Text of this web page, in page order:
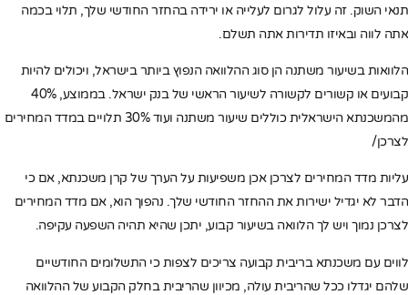
תנאי השוק. זה עלול לגרום לעלייה או ירידה בהחזר החודשי שלך, תלוי בכמה
אתה לווה ובאיזו תדירות אתה תשלם.
הלוואות בשיעור משתנה הן סוג ההלוואה הנפוץ ביותר בישראל, ויכולים להיות
קבועים או קשורים לקשורה לשיעור הראשי של בנק ישראל. בממוצע, 40%
מהמשכנתא הישראלית כוללים שיעור משתנה ועוד 30% תלויים במדד המחירים
לצרכן/
עליות מדד המחירים לצרכן אכן משפיעות על הערך של קרן משכנתא, אם כי
הדבר לא יגדיל ישירות את ההחזר החודשי שלך. נהפוך הוא, אם מדד המחירים
לצרכן נמוך ויש לך הלוואה בשיעור קבוע, יתכן שהיא תהיה השפעה עקיפה.
לווים עם משכנתא בריבית קבועה צריכים לצפות כי התשלומים החודשיים
שלהם יגדלו ככל שהריבית עולה, מכיוון שהריבית בחלק הקבוע של ההלוואה